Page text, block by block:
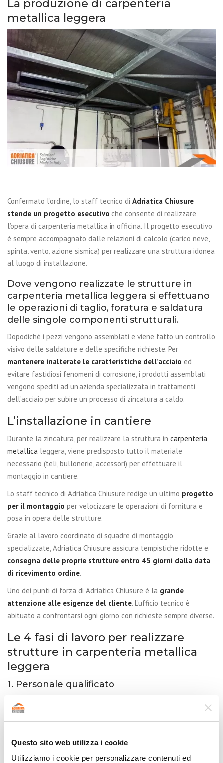
Questo sito web utilizza i cookie
Utilizziamo i cookie per personalizzare contenuti ed
La produzione di carpenteria
metallica leggera
Confermato l’ordine, lo staff tecnico di Adriatica Chiusure
stende un progetto esecutivo che consente di realizzare
l’opera di carpenteria metallica in officina. Il progetto esecutivo
è sempre accompagnato dalle relazioni di calcolo (carico neve,
spinta, vento, azione sismica) per realizzare una struttura idonea
al luogo di installazione.
Dove vengono realizzate le strutture in
carpenteria metallica leggera si effettuano
le operazioni di taglio, foratura e saldatura
delle singole componenti strutturali.
Dopodiché i pezzi vengono assemblati e viene fatto un controllo
visivo delle saldature e delle specifiche richieste. Per
mantenere inalterate le caratteristiche dell’acciaio ed
evitare fastidiosi fenomeni di corrosione, i prodotti assemblati
vengono spediti ad un’azienda specializzata in trattamenti
dell’acciaio per subire un processo di zincatura a caldo.
L’installazione in cantiere
Durante la zincatura, per realizzare la struttura in carpenteria
metallica leggera, viene predisposto tutto il materiale
necessario (teli, bullonerie, accessori) per effettuare il
montaggio in cantiere.
Lo staff tecnico di Adriatica Chiusure redige un ultimo progetto
per il montaggio per velocizzare le operazioni di fornitura e
posa in opera delle strutture.
Grazie al lavoro coordinato di squadre di montaggio
specializzate, Adriatica Chiusure assicura tempistiche ridotte e
consegna delle proprie strutture entro 45 giorni dalla data
di ricevimento ordine.
Uno dei punti di forza di Adriatica Chiusure è la grande
attenzione alle esigenze del cliente. L’ufficio tecnico è
abituato a confrontarsi ogni giorno con richieste sempre diverse.
Le 4 fasi di lavoro per realizzare
strutture in carpenteria metallica
leggera
1. Personale qualificato
nelle operazioni di taglio, saldatura, foratura in possesso delle
2. Attrezzatura adeguata